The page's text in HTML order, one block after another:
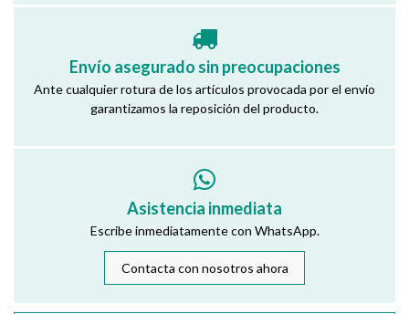
Envío asegurado sin preocupaciones
Ante cualquier rotura de los artículos provocada por el envío
garantizamos la reposición del producto.
Asistencia inmediata
Escribe inmediatamente con WhatsApp.
Contacta con nosotros ahora